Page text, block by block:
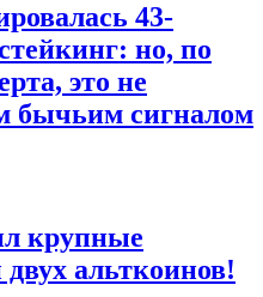
43-
но, по
это не
бычьим сигналом
крупные
альткоинов!